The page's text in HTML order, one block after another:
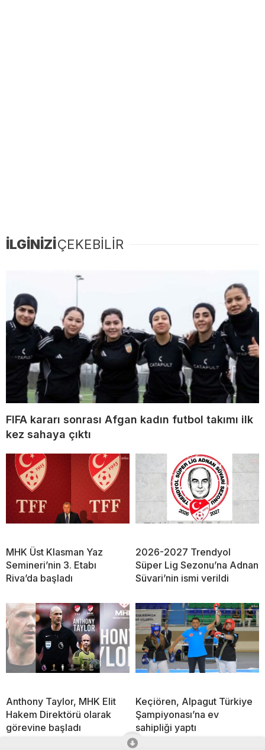
İLGİNİZİÇEKEBİLİR
FIFA kararı sonrası Afgan kadın futbol takımı ilk
kez sahaya çıktı
MHK Üst Klasman Yaz
Semineri’nin 3. Etabı
Riva’da başladı
2026-2027 Trendyol
Süper Lig Sezonu’na Adnan
Süvari’nin ismi verildi
Anthony Taylor, MHK Elit
Hakem Direktörü olarak
görevine başladı
Keçiören, Alpagut Türkiye
Şampiyonası’na ev
sahipliği yaptı